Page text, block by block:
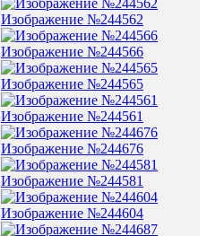
Изображение №244562
Изображение №244566
Изображение №244565
Изображение №244561
Изображение №244676
Изображение №244581
Изображение №244604